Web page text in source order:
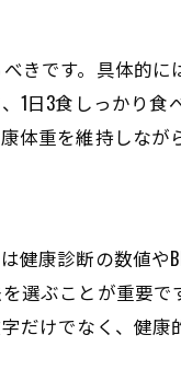
きです。具体的
日3食しっかり
重を維持しなが
康診断の数値や
選ぶことが重要
けでなく、健康